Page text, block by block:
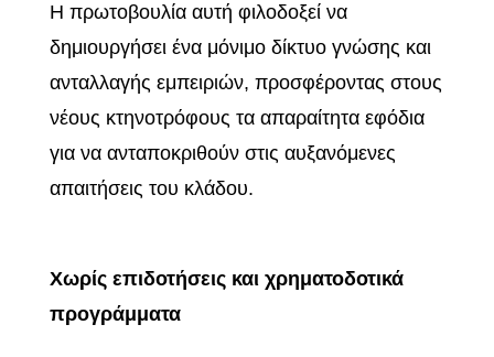
Η πρωτοβουλία αυτή φιλοδοξεί να
δημιουργήσει ένα μόνιμο δίκτυο γνώσης και
ανταλλαγής εμπειριών, προσφέροντας στους
νέους κτηνοτρόφους τα απαραίτητα εφόδια
για να ανταποκριθούν στις αυξανόμενες
απαιτήσεις του κλάδου.
Χωρίς επιδοτήσεις και χρηματοδοτικά
προγράμματα